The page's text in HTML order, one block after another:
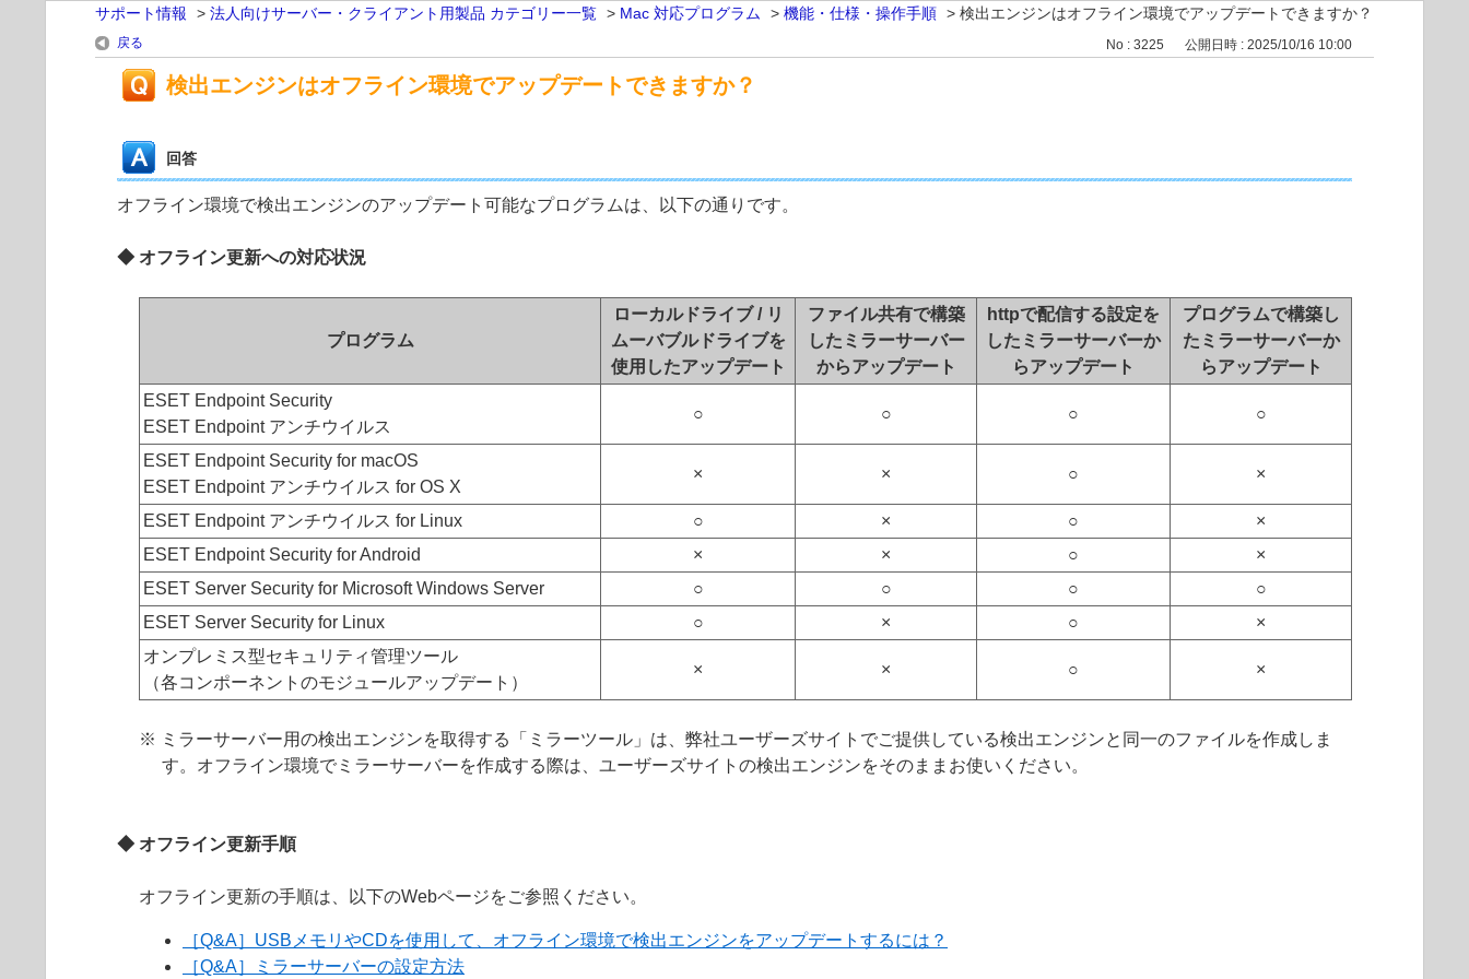
サポート情報 > 法人向けサーバー・クライアント用製品 カテゴリー一覧 > Mac 対応プログラム > 機能・仕様・操作手順 > 検出エンジンはオフライン環境でアップデートできますか？
戻る No : 3225 公開日時 : 2025/10/16 10:00
検出エンジンはオフライン環境でアップデートできますか？
回答
オフライン環境で検出エンジンのアップデート可能なプログラムは、以下の通りです。
◆ オフライン更新への対応状況
プログラム
ローカルドライブ / リ
ムーバブルドライブを
使用したアップデート
ファイル共有で構築
したミラーサーバー
からアップデート
httpで配信する設定を
したミラーサーバーか
らアップデート
プログラムで構築し
たミラーサーバーか
らアップデート
ESET Endpoint Security
ESET Endpoint アンチウイルス
○ ○ ○ ○
ESET Endpoint Security for macOS
ESET Endpoint アンチウイルス for OS X
× × ○ ×
ESET Endpoint アンチウイルス for Linux ○ × ○
×
ESET Endpoint Security for Android
× × ○
×
ESET Server Security for Microsoft Windows Server
○ ○ ○
○
ESET Server Security for Linux
○ × ○
×
オンプレミス型セキュリティ管理ツール
（各コンポーネントのモジュールアップデート）
× × ○ ×
※ ミラーサーバー用の検出エンジンを取得する「ミラーツール」は、弊社ユーザーズサイトでご提供している検出エンジンと同一のファイルを作成しま
す。オフライン環境でミラーサーバーを作成する際は、ユーザーズサイトの検出エンジンをそのままお使いください。
◆ オフライン更新手順
オフライン更新の手順は、以下のWebページをご参照ください。
［Q&A］USBメモリやCDを使用して、オフライン環境で検出エンジンをアップデートするには？
［Q&A］ミラーサーバーの設定方法